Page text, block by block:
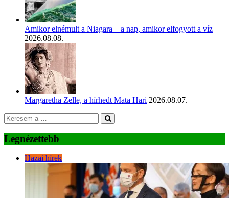
Amikor elnémult a Niagara – a nap, amikor elfogyott a víz
2026.08.08.
Margaretha Zelle, a hírhedt Mata Hari 2026.08.07.
Legnézettebb
Hazai hírek